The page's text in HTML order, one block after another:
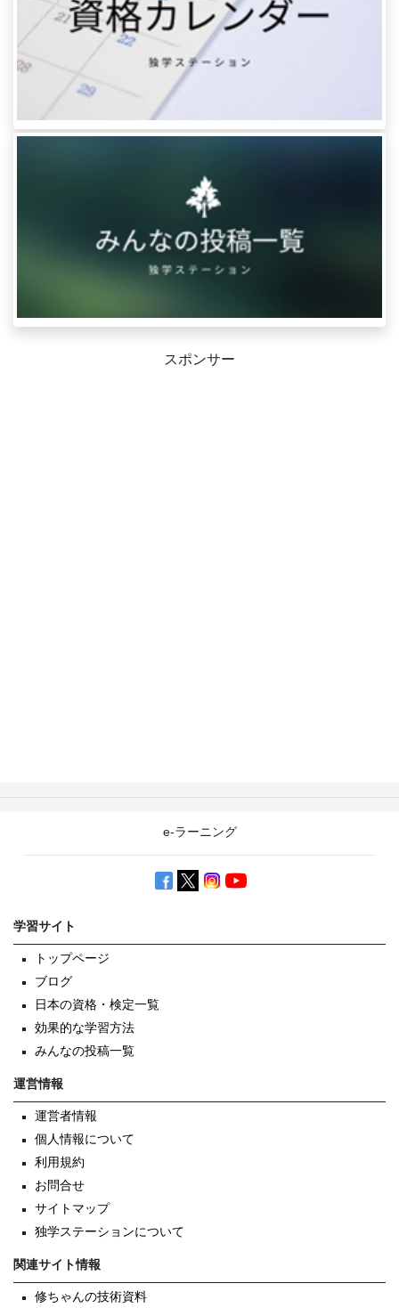
スポンサー
e-ラーニング
学習サイト
トップページ
ブログ
日本の資格・検定一覧
効果的な学習方法
みんなの投稿一覧
運営情報
運営者情報
個人情報について
利用規約
お問合せ
サイトマップ
独学ステーションについて
関連サイト情報
修ちゃんの技術資料